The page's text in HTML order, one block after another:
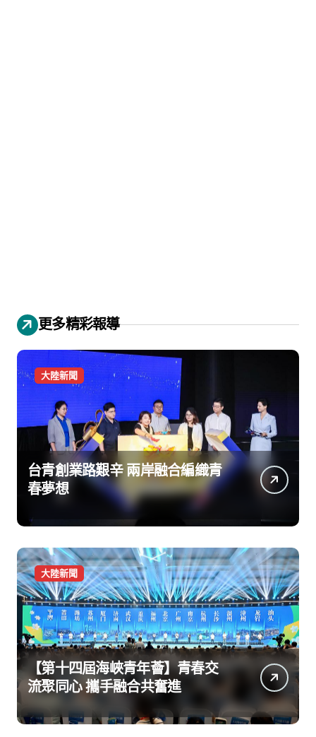
更多精彩報導
大陸新聞
台青創業路艱辛 兩岸融合編織青
春夢想
大陸新聞
【第十四屆海峽青年薈】青春交
流聚同心 攜手融合共奮進